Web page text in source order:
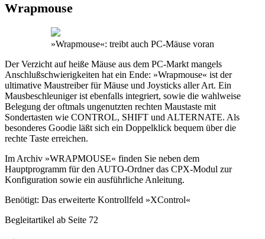
Wrapmouse
»Wrapmouse«: treibt auch PC-Mäuse voran
Der Verzicht auf heiße Mäuse aus dem PC-Markt mangels
Anschlußschwierigkeiten hat ein Ende: »Wrapmouse« ist der
ultimative Maustreiber für Mäuse und Joysticks aller Art. Ein
Mausbeschleuniger ist ebenfalls integriert, sowie die wahlweise
Belegung der oftmals ungenutzten rechten Maustaste mit
Sondertasten wie CONTROL, SHIFT und ALTERNATE. Als
besonderes Goodie läßt sich ein Doppelklick bequem über die
rechte Taste erreichen.
Im Archiv »WRAPMOUSE« finden Sie neben dem
Hauptprogramm für den AUTO-Ordner das CPX-Modul zur
Konfiguration sowie ein ausführliche Anleitung.
Benötigt: Das erweiterte Kontrollfeld »XControl«
Begleitartikel ab Seite 72